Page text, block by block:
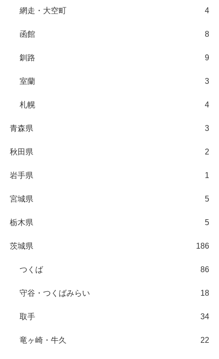
網走・大空町 4
函館 8
釧路 9
室蘭 3
札幌 4
青森県 3
秋田県 2
岩手県 1
宮城県 5
栃木県 5
茨城県 186
つくば 86
守谷・つくばみらい 18
取手 34
竜ヶ崎・牛久 22